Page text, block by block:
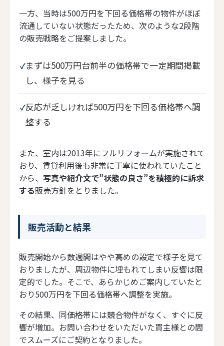
一方、当時は500万円を下回る価格帯の物件がほぼ
流通していない状態だったため、次のような2段階
の販売戦略をご提案しました。
まずは500万円台前半の価格帯で一定期間掲載
し、様子を見る
反応が乏しければ500万円を下回る価格帯へ調
整する
また、室内は2013年にフルリフォームが実施されて
おり、賃貸利用後も非常に丁寧に使われていたこと
から、 写真や紹介文で”状態の良さ”を積極的に訴求
する販売方針をとりました。
販売活動と結果
販売開始から数週間はやや高めの設定で様子を見て
おりましたが、周辺物件に埋もれてしまい反響は限
定的でした。そこで、あらかじめご案内していたと
おり500万円を下回る価格帯へ調整を実施。
その結果、同価格帯には競合物件がなく、すぐに反
響が増加。お問い合わせをいただいた買主様との間
でスムーズにご契約となりました。